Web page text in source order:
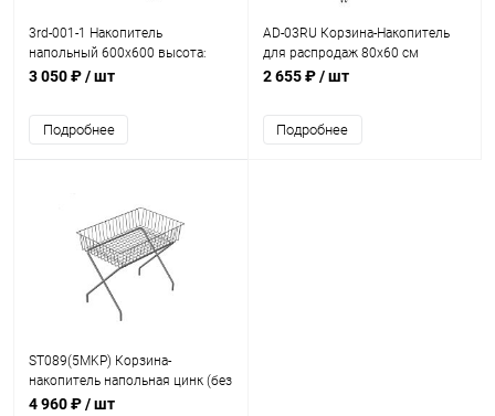
3rd-001-1 Накопитель
напольный 600x600 высота:
780 мм Цвет: хром
3 050 ₽/ шт
Подробнее
AD-03RU Корзина-Накопитель
для распродаж 80x60 см
глубина 60 см, оцинкованная
2 655 ₽/ шт
Подробнее
ST089(5MKP) Корзина-
накопитель напольная цинк (без
колес)
4 960 ₽/ шт